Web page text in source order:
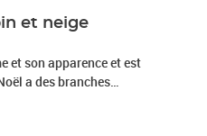
et neige
et son apparence et est
a des branches
est donc extrêmement